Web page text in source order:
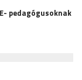
pedagógusoknak